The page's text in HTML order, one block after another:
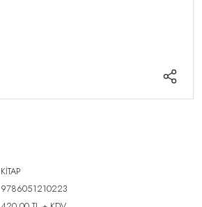
KİTAP
9786051210223